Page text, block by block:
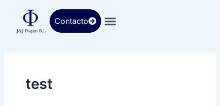
contenido
Contacto
test